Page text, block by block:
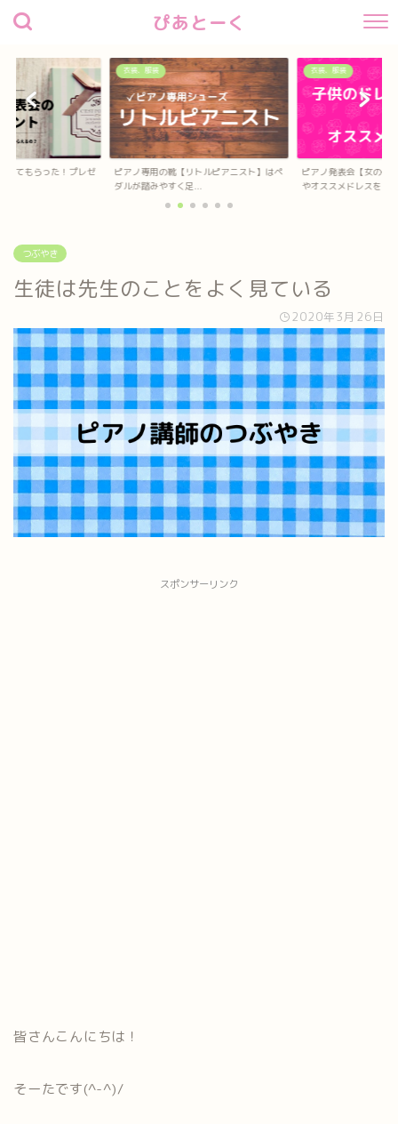
ぴあとーく
してもらった！プレゼ
衣装、服装
ピアノ専用の靴【リトルピアニスト】はペ
ダルが踏みやすく足...
衣装、服装
ピアノ発表会【女の子
やオススメドレスを...
つぶやき
生徒は先生のことをよく見ている
2020年3月26日
スポンサーリンク
皆さんこんにちは！
そーたです(^-^)/